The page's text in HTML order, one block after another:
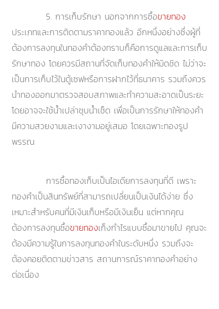
5. การเก็บรักษา นอกจากการซื้อขายทอง
ประเภทและการติดตามราคาทองแล้ว อีกหนึ่งอย่างซึ่งผู้ที่
ต้องการลงทุนในทองคำต้องทราบก็คือการดูแลและการเก็บ
รักษาทอง โดยควรมีสถานที่จัดเก็บทองคำให้มิดชิด ไม่ว่าจะ
เป็นการเก็บไว้ในตู้เซฟหรือการฝากไว้ที่ธนาคาร รวมถึงควร
นำทองออกมาตรวจสอบสภาพและทำความสะอาดเป็นระยะ
โดยอาจจะใช้น้ำเปล่าชุบน้ำเช็ด เพื่อเป็นการรักษาให้ทองคำ
มีความสวยงามและเงางามอยู่เสมอ โดยเฉพาะทองรูป
พรรณ
การซื้อทองเก็บเป็นไอเดียการลงทุนที่ดี เพราะ
ทองคำเป็นสินทรัพย์ที่สามารถเปลี่ยนเป็นเงินได้ง่าย ซึ่ง
เหมาะสำหรับคนที่มีเงินเก็บหรือมีเงินเย็น แต่หากคุณ
ต้องการลงทุนซื้อขายทองเก็งกำไรแบบซื้อมาขายไป คุณจะ
ต้องมีความรู้ในการลงทุนทองคำในระดับหนึ่ง รวมถึงจะ
ต้องคอยติดตามข่าวสาร สถานการณ์ราคาทองคำอย่าง
ต่อเนื่อง